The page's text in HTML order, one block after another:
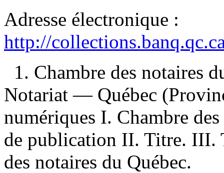
Adresse électronique :
http://
1. Chambre des notaires
Notariat — Québec
numériques I. Chambre
de publication II. Titre. III.
des notaires du Québec.